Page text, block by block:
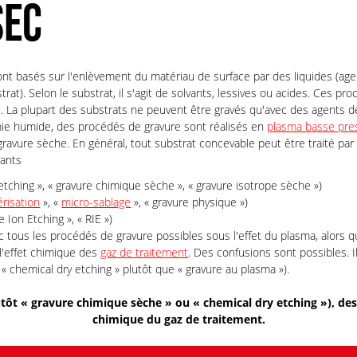
basés sur l'enlèvement du matériau de surface par des liquides
Selon le substrat, il s'agit de solvants, lessives ou acides. Ces
plupart des substrats ne peuvent être gravés qu'avec des agents
humide, des procédés de gravure sont réalisés en plasma basse
sèche. En général, tout substrat concevable peut être traité
», « gravure chimique sèche », « gravure isotrope sèche »)
», « micro-sablage », « gravure physique »)
Ion Etching », « RIE »)
tous les procédés de gravure possibles sous l'effet du plasma, alors
chimique des gaz de traitement. Des confusions sont
chemical dry etching » plutôt que « gravure au plasma »).
« gravure chimique sèche » ou « chemical dry etching »),
chimique du gaz de traitement.